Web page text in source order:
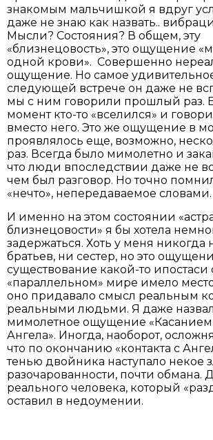
знакомым мальчишкой я вдруг
даже не знаю как назвать..
Мысли? Состояния? В общем, эту
«близнецовость», это ощущение
одной крови». Совершенно
ощущение. Но самое
следующей встрече он даже не
мы с ним говорили прошлый раз.
момент кто-то «вселился» и
вместо него. Это же ощущение в
проявлялось еще, возможно,
раз. Всегда было мимолетно и
что люди впоследствии даже не
чем был разговор. Но точно
«нечто», непередаваемое словами.
И именно на этом состоянии
близнецовости» я бы хотела
задержаться. Хоть у меня никогда
братьев, ни сестер, но это
существование какой-то ипостаси
«параллельном» мире имело
оно придавало смысл реальным
реальными людьми. Я даже
мимолетное ощущение
Ангела». Иногда, наоборот,
что по окончанию «контакта с
тенью двойника наступало некое
разочарованности, почти обмана.
реального человека, который
оставил в недоумении.